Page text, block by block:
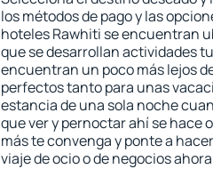
los métodos de pago y las
hoteles Rawhiti se encuentran
que se desarrollan actividades
encuentran un poco más lejos
perfectos tanto para unas
estancia de una sola noche
que ver y pernoctar ahí se hace
más te convenga y ponte a
viaje de ocio o de negocios